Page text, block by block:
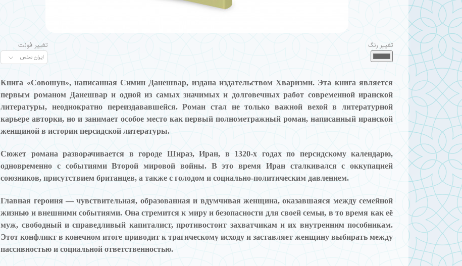
تغییر رنگ تغییر فونت
Книга «Совошун», написанная Симин Данешвар, издана издательством Хваризми. Эта книга является
первым романом Данешвар и одной из самых значимых и долговечных работ современной иранской
литературы, неоднократно переиздававшейся. Роман стал не только важной вехой в литературной
карьере авторки, но и занимает особое место как первый полнометражный роман, написанный иранской
женщиной в истории персидской литературы.
Сюжет романа разворачивается в городе Шираз, Иран, в 1320-х годах по персидскому календарю,
одновременно с событиями Второй мировой войны. В это время Иран сталкивался с оккупацией
союзников, присутствием британцев, а также с голодом и социально-политическим давлением.
Главная героиня — чувствительная, образованная и вдумчивая женщина, оказавшаяся между семейной
жизнью и внешними событиями. Она стремится к миру и безопасности для своей семьи, в то время как её
муж, свободный и справедливый капиталист, противостоит захватчикам и их внутренним пособникам.
Этот конфликт в конечном итоге приводит к трагическому исходу и заставляет женщину выбирать между
пассивностью и социальной ответственностью.